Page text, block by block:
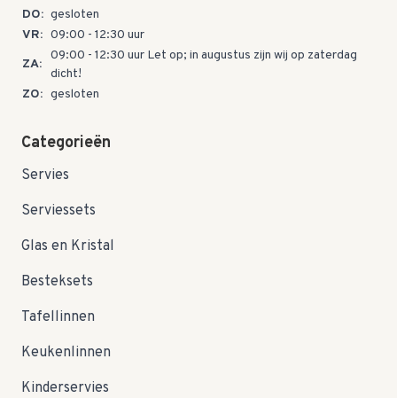
DO: gesloten
VR: 09:00 - 12:30 uur
ZA:
09:00 - 12:30 uur Let op; in augustus zijn wij op zaterdag
dicht!
ZO: gesloten
Categorieën
Servies
Serviessets
Glas en Kristal
Besteksets
Tafellinnen
Keukenlinnen
Kinderservies